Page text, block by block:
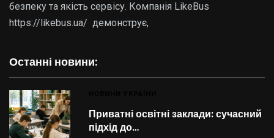
безпеку та якість сервісу. Компанія LikeBus
https://likebus.ua/ демонструє,
Останні новини:
Приватні освітні заклади: сучасний
підхід до…